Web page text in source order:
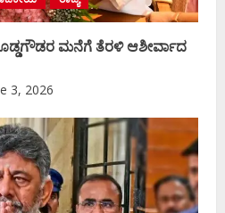
ಮನೆಗೆ ತೆರಳಿ ಆಶೀರ್ವಾದ
3, 2026